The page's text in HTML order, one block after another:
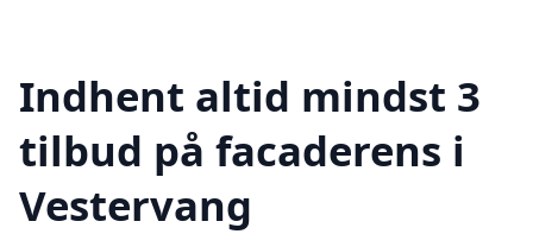
Indhent altid mindst 3
tilbud på facaderens i
Vestervang